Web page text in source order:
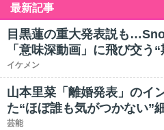
最新記事
目黒蓮の重大発表説も
「意味深動画」に飛び交う
イケメン
山本里菜「離婚発表」のイ
た“ほぼ誰も気がつかない”
芸能